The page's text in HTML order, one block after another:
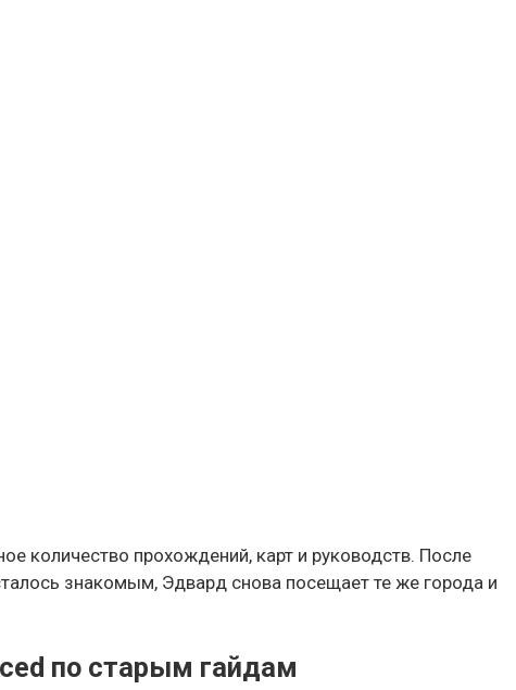
количество прохождений, карт и руководств. После
знакомым, Эдвард снова посещает те же города и
по старым гайдам